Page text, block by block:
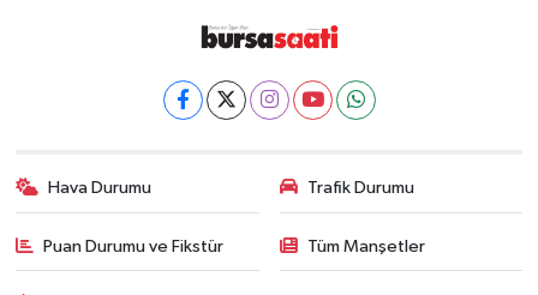
Hava Durumu Trafik Durumu
Puan Durumu ve Fikstür Tüm Manşetler